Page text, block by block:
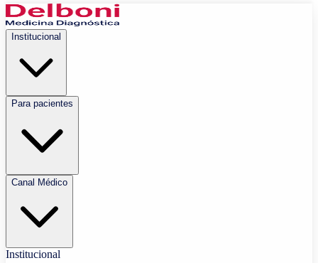
Institucional
Para pacientes
Canal Médico
Institucional